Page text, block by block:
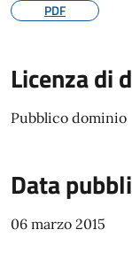
PDF
Licenza di
Pubblico dominio
Data
06 marzo 2015